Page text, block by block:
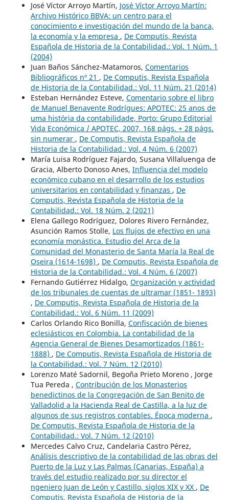
José Víctor Arroyo Martín, José Víctor Arroyo Martín:
Archivo Histórico BBVA: un centro para el
conocimiento e investigación del mundo de la banca,
la economía y la empresa , De Computis, Revista
Española de Historia de la Contabilidad.: Vol. 1 Núm. 1
(2004)
Juan Baños Sánchez-Matamoros, Comentarios
Bibliográficos nº 21 , De Computis, Revista Española
de Historia de la Contabilidad.: Vol. 11 Núm. 21 (2014)
Esteban Hernández Esteve, Comentario sobre el libro
de Manuel Benavente Rodrígues: APOTEC: 25 anos de
uma história da contabilidade, Porto: Grupo Editorial
Vida Económica / APOTEC, 2007, 168 págs. + 28 págs.
sin numerar , De Computis, Revista Española de
Historia de la Contabilidad.: Vol. 4 Núm. 6 (2007)
María Luisa Rodríguez Fajardo, Susana Villaluenga de
Gracia, Alberto Donoso Anes, Influencia del modelo
económico cubano en el desarrollo de los estudios
universitarios en contabilidad y finanzas , De
Computis, Revista Española de Historia de la
Contabilidad.: Vol. 18 Núm. 2 (2021)
Elena Gallego Rodríguez, Dolores Rivero Fernández,
Asunción Ramos Stolle, Los flujos de efectivo en una
economía monástica. Estudio del Arca de la
Comunidad del Monasterio de Santa María la Real de
Oseira (1614-1698) , De Computis, Revista Española de
Historia de la Contabilidad.: Vol. 4 Núm. 6 (2007)
Fernando Gutiérrez Hidalgo, Organización y actividad
de los tribunales de cuentas de ultramar (1851- 1893)
, De Computis, Revista Española de Historia de la
Contabilidad.: Vol. 6 Núm. 11 (2009)
Carlos Orlando Rico Bonilla, Confiscación de bienes
eclesiásticos en Colombia. La contabilidad de la
Agencia General de Bienes Desamortizados (1861-
1888) , De Computis, Revista Española de Historia de
la Contabilidad.: Vol. 7 Núm. 12 (2010)
Lorenzo Maté Sadornil, Begoña Prieto Moreno , Jorge
Tua Pereda , Contribución de los Monasterios
benedictinos de la Congregación de San Benito de
Valladolid a la Hacienda Real de Castilla, a la luz de
algunos de sus registros contables. Época moderna ,
De Computis, Revista Española de Historia de la
Contabilidad.: Vol. 7 Núm. 12 (2010)
Mercedes Calvo Cruz, Candelaria Castro Pérez,
Análisis descriptivo de la contabilidad de las obras del
Puerto de la Luz y Las Palmas (Canarias, España) a
través del estudio realizado por su director el
ngeniero Juan de León y Castillo, siglos XIX y XX , De
Computis, Revista Española de Historia de la